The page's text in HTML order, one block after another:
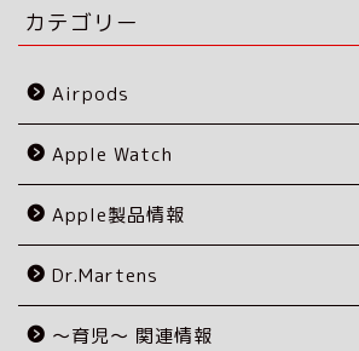
カテゴリー
Airpods
Apple Watch
Apple製品情報
Dr.Martens
〜育児〜 関連情報